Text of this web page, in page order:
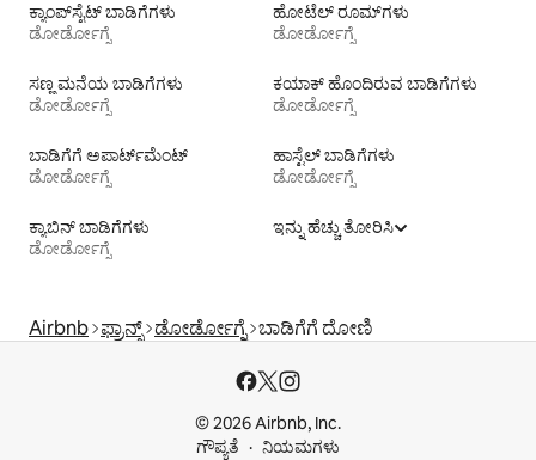
ಕ್ಯಾಂಪ್‌ಸೈಟ್‌ ಬಾಡಿಗೆಗಳು
ಡೋರ್ಡೋಗ್ನೆ
ಹೋಟೆಲ್ ರೂಮ್‌ಗಳು
ಡೋರ್ಡೋಗ್ನೆ
ಸಣ್ಣ ಮನೆಯ ಬಾಡಿಗೆಗಳು
ಡೋರ್ಡೋಗ್ನೆ
ಕಯಾಕ್ ಹೊಂದಿರುವ ಬಾಡಿಗೆಗಳು
ಡೋರ್ಡೋಗ್ನೆ
ಬಾಡಿಗೆಗೆ ಅಪಾರ್ಟ್‌ಮೆಂಟ್‌
ಡೋರ್ಡೋಗ್ನೆ
ಹಾಸ್ಟೆಲ್‌ ಬಾಡಿಗೆಗಳು
ಡೋರ್ಡೋಗ್ನೆ
ಕ್ಯಾಬಿನ್ ಬಾಡಿಗೆಗಳು
ಡೋರ್ಡೋಗ್ನೆ
ಇನ್ನು ಹೆಚ್ಚು ತೋರಿಸಿ
Airbnb ಫ್ರಾನ್ಸ್ ಡೋರ್ಡೋಗ್ನೆ ಬಾಡಿಗೆಗೆ ದೋಣಿ
© 2026 Airbnb, Inc.
ಗೌಪ್ಯತೆ
ನಿಯಮಗಳು